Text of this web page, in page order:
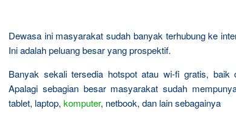
Dewasa ini masyarakat sudah banyak terhubung ke
Ini adalah peluang besar yang prospektif.
Banyak sekali tersedia hotspot atau wi-fi gratis,
Apalagi sebagian besar masyarakat sudah
tablet, laptop, komputer, netbook, dan lain sebagainya